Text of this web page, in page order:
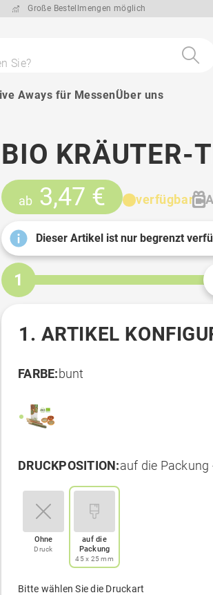
Große Bestellmengen möglich
Sie?
Aways für MessenÜber uns
BIO KRÄUTER-
ab 3,47 € verfügbar
Dieser Artikel ist nur begrenzt
1
1. ARTIKEL
FARBE:bunt
DRUCKPOSITION:auf die Packung
Ohne
Druck
auf die
Packung
45 x 25 mm
Bitte wählen Sie die Druckart